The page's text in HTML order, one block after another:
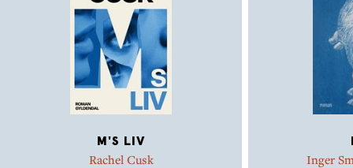
M'S LIV
Rachel Cusk Inger